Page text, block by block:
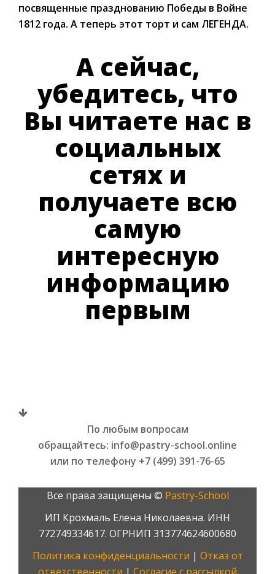
посвященные празднованию Победы в Войне
1812 года. А теперь этот торт и сам ЛЕГЕНДА.
А сейчас,
убедитесь, что
Вы читаете нас в
социальных
сетях и
получаете всю
самую
интересную
информацию
первым
По любым вопросам
обращайтесь: info@pastry-school.online
или по телефону +7 (499) 391-76-65
Все права защищены © Pаstry-School
ИП Крохмаль Елена Николаевна. ИНН
772749334617. ОГРНИП 313774624600680
Политика конфиденциальности | Отказ от